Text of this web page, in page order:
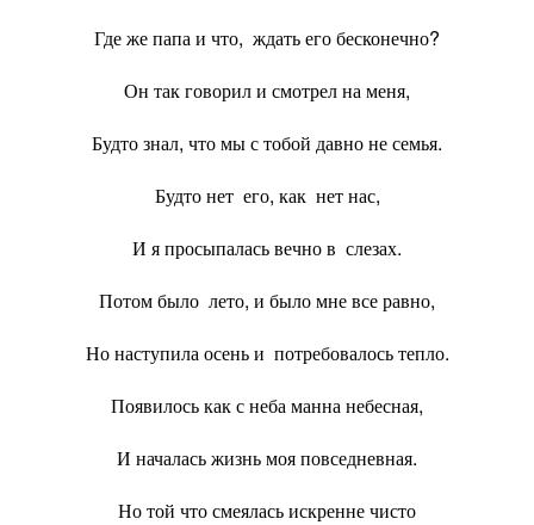
Где же папа и что, ждать его бесконечно?
Он так говорил и смотрел на меня,
Будто знал, что мы с тобой давно не семья.
Будто нет его, как нет нас,
И я просыпалась вечно в слезах.
Потом было лето, и было мне все равно,
Но наступила осень и потребовалось тепло.
Появилось как с неба манна небесная,
И началась жизнь моя повседневная.
Но той что смеялась искренне чисто